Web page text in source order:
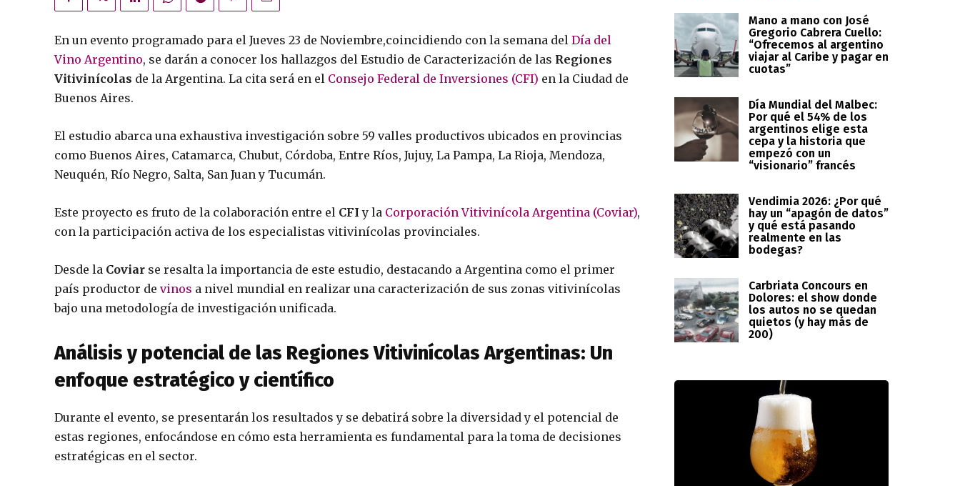
En un evento programado para el Jueves 23 de Noviembre,coincidiendo con la semana del Día del
Vino Argentino, se darán a conocer los hallazgos del Estudio de Caracterización de las Regiones
Vitivinícolas de la Argentina. La cita será en el Consejo Federal de Inversiones (CFI) en la Ciudad de
Buenos Aires.
El estudio abarca una exhaustiva investigación sobre 59 valles productivos ubicados en provincias
como Buenos Aires, Catamarca, Chubut, Córdoba, Entre Ríos, Jujuy, La Pampa, La Rioja, Mendoza,
Neuquén, Río Negro, Salta, San Juan y Tucumán.
Este proyecto es fruto de la colaboración entre el CFI y la Corporación Vitivinícola Argentina (Coviar),
con la participación activa de los especialistas vitivinícolas provinciales.
Desde la Coviar se resalta la importancia de este estudio, destacando a Argentina como el primer
país productor de vinos a nivel mundial en realizar una caracterización de sus zonas vitivinícolas
bajo una metodología de investigación unificada.
Análisis y potencial de las Regiones Vitivinícolas Argentinas: Un
enfoque estratégico y científico
Durante el evento, se presentarán los resultados y se debatirá sobre la diversidad y el potencial de
estas regiones, enfocándose en cómo esta herramienta es fundamental para la toma de decisiones
estratégicas en el sector.
Mano a mano con José
Gregorio Cabrera Cuello:
“Ofrecemos al argentino
viajar al Caribe y pagar en
cuotas”
Día Mundial del Malbec:
Por qué el 54% de los
argentinos elige esta
cepa y la historia que
empezó con un
“visionario” francés
Vendimia 2026: ¿Por qué
hay un “apagón de datos”
y qué está pasando
realmente en las
bodegas?
Carbriata Concours en
Dolores: el show donde
los autos no se quedan
quietos (y hay más de
200)